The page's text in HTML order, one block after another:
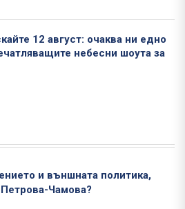
12 август: очаква ни едно
небесни шоута за
и външната политика,
Чамова?